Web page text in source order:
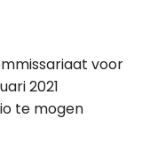
voor
2021
te mogen